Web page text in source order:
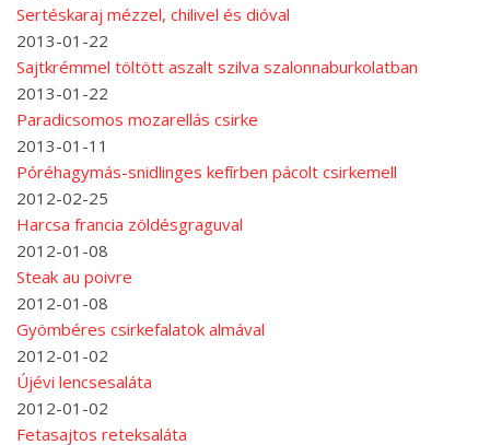
Sertéskaraj mézzel, chilivel és dióval
2013-01-22
Sajtkrémmel töltött aszalt szilva szalonnaburkolatban
2013-01-22
Paradicsomos mozarellás csirke
2013-01-11
Póréhagymás-snidlinges kefírben pácolt csirkemell
2012-02-25
Harcsa francia zöldésgraguval
2012-01-08
Steak au poivre
2012-01-08
Gyömbéres csirkefalatok almával
2012-01-02
Újévi lencsesaláta
2012-01-02
Fetasajtos reteksaláta